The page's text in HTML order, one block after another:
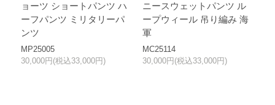
ョーツ ショートパンツ ハ
ーフパンツ ミリタリーパ
ンツ
MP25005
30,000円(税込33,000円)
ニースウェットパンツ ル
ープウィール 吊り編み 海
軍
MC25114
30,000円(税込33,000円)